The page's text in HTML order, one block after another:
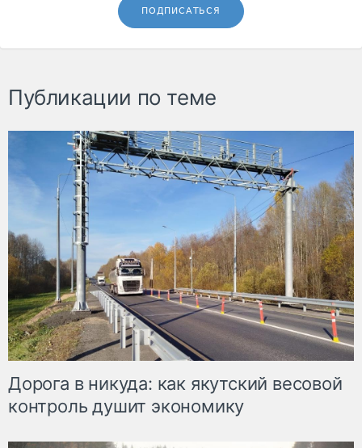
ПОДПИСАТЬСЯ
Публикации по теме
Дорога в никуда: как якутский весовой
контроль душит экономику